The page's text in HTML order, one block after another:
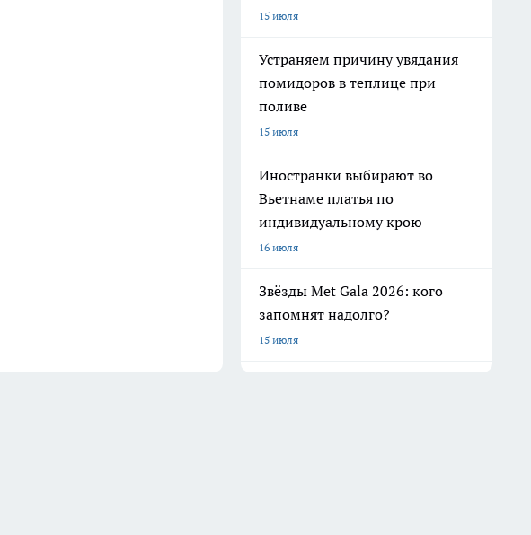
15 июля
Устраняем причину увядания
помидоров в теплице при
поливе
15 июля
Иностранки выбирают во
Вьетнаме платья по
индивидуальному крою
16 июля
Звёзды Met Gala 2026: кого
запомнят надолго?
15 июля